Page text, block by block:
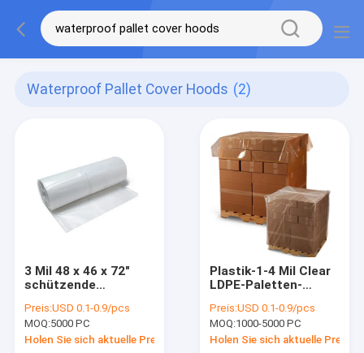
Waterproof Pallet Cover Hoods (2)
3 Mil 48 x 46 x 72"
schützende
Abdeckungs-Hauben
imprägniern Plastik-
LDPE-Material
Preis:USD 0.1-0.9/pcs
MOQ:5000 PC
Holen Sie sich aktuelle Preis
Plastik-1-4 Mil Clear
LDPE-Paletten-
kundenspezifischem
Logo Printing
Preis:USD 0.1-0.9/pcs
MOQ:1000-5000 PC
Holen Sie sich aktuelle Preis